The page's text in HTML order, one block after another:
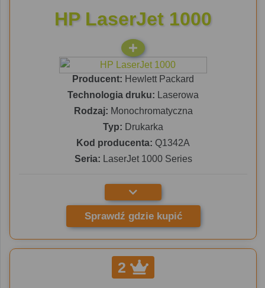
HP LaserJet 1000
Producent: Hewlett Packard
Technologia druku: Laserowa
Rodzaj: Monochromatyczna
Typ: Drukarka
Kod producenta: Q1342A
Seria: LaserJet 1000 Series
Sprawdź gdzie kupić
2